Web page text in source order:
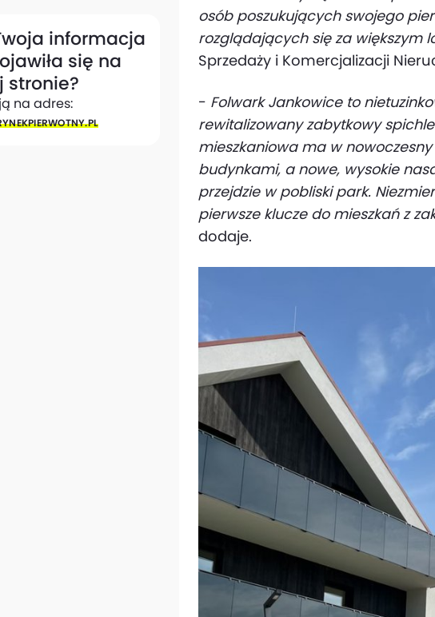
informacja
się na
stronie?
na adres:
osób poszukujących swojego
rozglądających się za większym
Sprzedaży i Komercjalizacji
- Folwark Jankowice to
rewitalizowany zabytkowy
mieszkaniowa ma w
budynkami, a nowe, wysokie
przejdzie w pobliski park.
pierwsze klucze do mieszkań z
dodaje.